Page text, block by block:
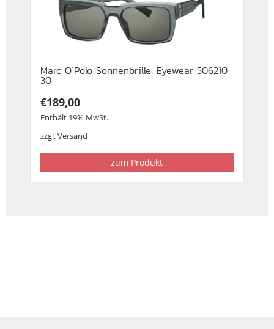
Marc O´Polo Sonnenbrille, Eyewear 506210
30
€189,00
Enthält 19% MwSt.
zzgl.Versand
zum Produkt